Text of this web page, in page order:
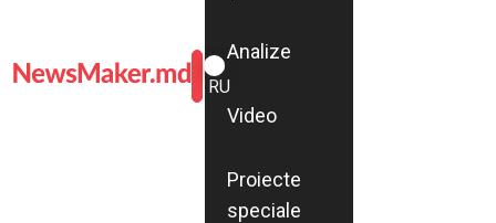
ROMÂNĂ
RU
Analize
Video
Proiecte
speciale